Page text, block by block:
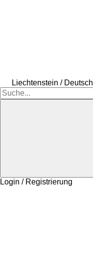
Liechtenstein / Deutsch
Login / Registrierung